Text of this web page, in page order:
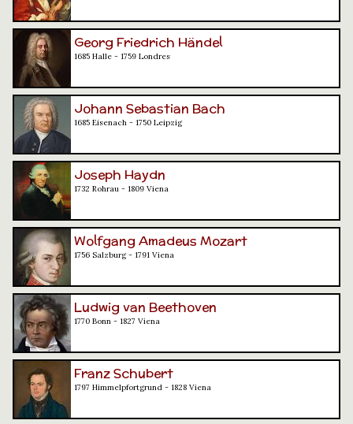
Georg Friedrich Händel
1685 Halle - 1759 Londres
Johann Sebastian Bach
1685 Eisenach - 1750 Leipzig
Joseph Haydn
1732 Rohrau - 1809 Viena
Wolfgang Amadeus Mozart
1756 Salzburg - 1791 Viena
Ludwig van Beethoven
1770 Bonn - 1827 Viena
Franz Schubert
1797 Himmelpfortgrund - 1828 Viena